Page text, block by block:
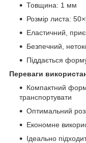
Товщина: 1 мм
Розмір листа:
Еластичний,
Безпечний,
Піддається
Переваги
Компактний
транспортувати
Оптимальний
Економне
Ідеально